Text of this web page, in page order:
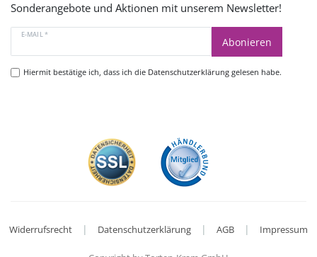
Sonderangebote und Aktionen mit unserem Newsletter!
E-MAIL *
Abonieren
Hiermit bestätige ich, dass ich die Datenschutzerklärunggelesen habe.
Widerrufsrecht | Datenschutzerklärung | AGB | Impressum